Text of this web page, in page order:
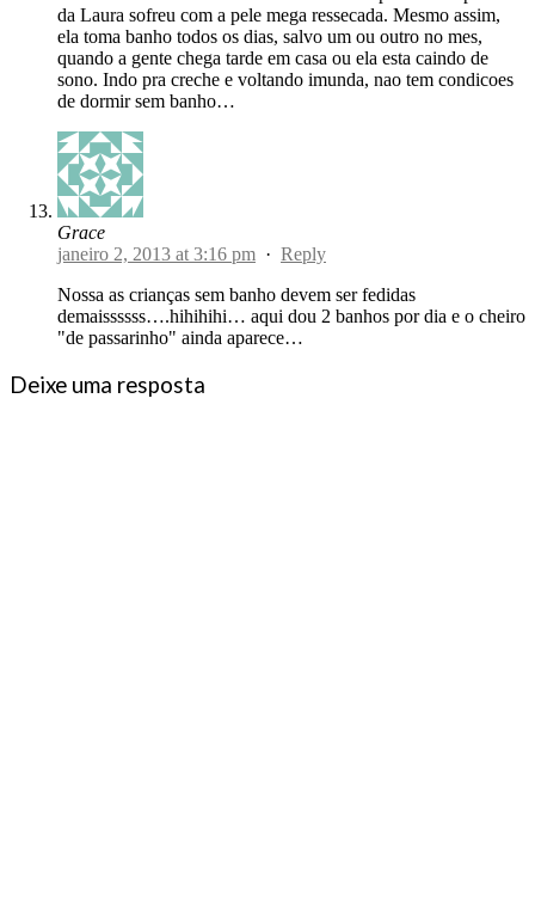
da Laura sofreu com a pele mega ressecada. Mesmo assim,
ela toma banho todos os dias, salvo um ou outro no mes,
quando a gente chega tarde em casa ou ela esta caindo de
sono. Indo pra creche e voltando imunda, nao tem condicoes
de dormir sem banho…
Grace
janeiro 2, 2013 at 3:16 pm · Reply
Nossa as crianças sem banho devem ser fedidas
demaissssss….hihihihi… aqui dou 2 banhos por dia e o cheiro
"de passarinho" ainda aparece…
Deixe uma resposta